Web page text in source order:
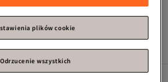
WYMIARplików cookie
Odrzucenie wszystkich